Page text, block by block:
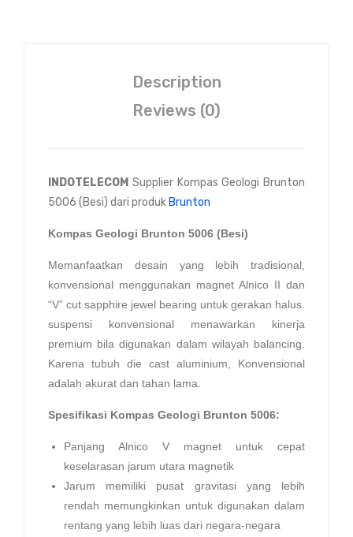
Description
Reviews (0)
INDOTELECOM Supplier Kompas Geologi Brunton
5006 (Besi) dari produk Brunton
Kompas Geologi Brunton 5006 (Besi)
Memanfaatkan desain yang lebih tradisional,
konvensional menggunakan magnet Alnico II dan
“V” cut sapphire jewel bearing untuk gerakan halus.
suspensi konvensional menawarkan kinerja
premium bila digunakan dalam wilayah balancing.
Karena tubuh die cast aluminium, Konvensional
adalah akurat dan tahan lama.
Spesifikasi Kompas Geologi Brunton 5006:
Panjang Alnico V magnet untuk cepat
keselarasan jarum utara magnetik
Jarum memiliki pusat gravitasi yang lebih
rendah memungkinkan untuk digunakan dalam
rentang yang lebih luas dari negara-negara